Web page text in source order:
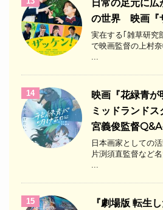
日常の足元に
の世界 映画『
実在する｢雑草研究
で映画監督の上村
...
14
映画『花緑青
ミッドランド
宮義俊監督
日本画家としての
片渕須直監督など
...
15
『劇場版 転生